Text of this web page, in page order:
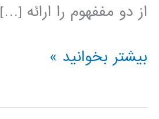
از دو مففهوم را ارائه […]
پردازش
گفتار
بیشتر بخوانید »